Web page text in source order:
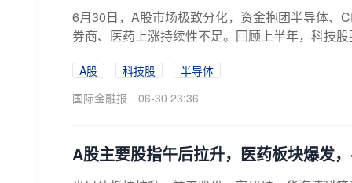
6月30日，A股市场极致分化，资金抱团半导体、
券商、医药上涨持续性不足。回顾上半年，科技
A股 科技股
半导体
国际金融报
06-30 23:36
A股主要股指午后拉升，医药板块爆发